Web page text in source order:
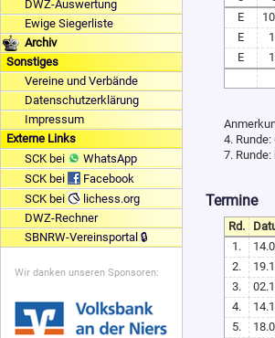
DWZ-Auswertung
Ewige Siegerliste
Archiv
Sonstiges
Vereine und Verbände
Datenschutzerklärung
Impressum
Externe Links
SCK bei
WhatsApp
SCK bei
Facebook
SCK bei
lichess.org
DWZ-Rechner
SBNRW-Vereinsportal 🔒
Wir danken unseren Sponsoren:
E
E
E
4.
7.
Termine
Rd.
1.
2.
3.
4.
5.